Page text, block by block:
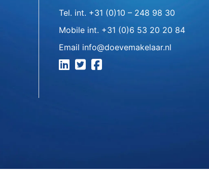
Tel. int. +31 (0)10 – 248 98 30
Mobile int. +31 (0)6 53 20 20 84
Email info@doevemakelaar.nl